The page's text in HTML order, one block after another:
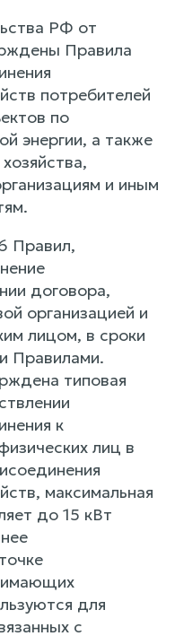
РФ от
Правила
потребителей
по
энергии, а также
и иным
Правил,
договора,
организацией и
лицом, в сроки
Правилами.
типовая
к
лиц в
максимальная
до 15 кВт
для
с